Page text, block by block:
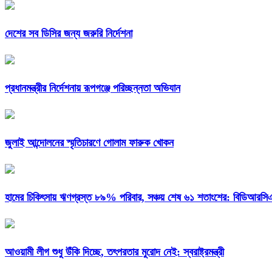
দেশের সব ডিসির জন্য জরুরি নির্দেশনা
প্রধানমন্ত্রীর নির্দেশনায় রূপগঞ্জে পরিচ্ছন্নতা অভিযান
জুলাই আন্দোলনের স্মৃতিচারণে গোলাম ফারুক খোকন
হামের চিকিৎসায় ঋণগ্রস্ত ৮৯% পরিবার, সঞ্চয় শেষ ৬১ শতাংশের:
আওয়ামী লীগ শুধু উঁকি দিচ্ছে, তৎপরতার মুরোদ নেই: স্বরাষ্ট্রমন্ত্রী